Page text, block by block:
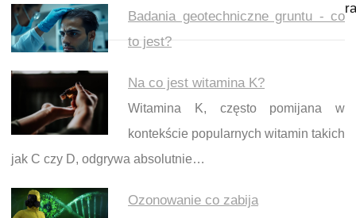
Badania geotechniczne gruntu - co
to jest?
Na co jest witamina K?
Witamina K, często pomijana w
kontekście popularnych witamin takich
jak C czy D, odgrywa absolutnie…
Ozonowanie co zabija